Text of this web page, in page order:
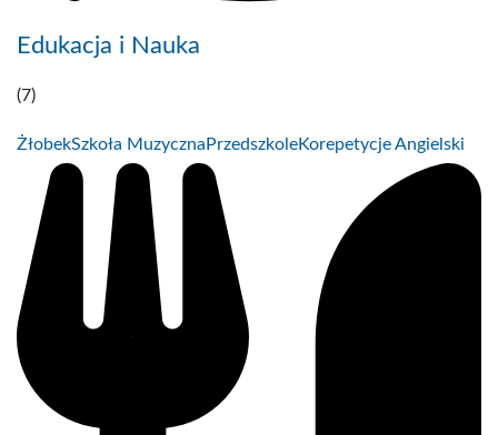
Edukacja i Nauka
(7)
ŻłobekSzkoła Muzyczna PrzedszkoleKorepetycje Angielski